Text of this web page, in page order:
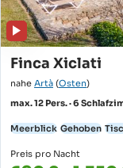
Finca Xiclati
nahe Artà (Osten)
max. 12 Pers. · 6
Meerblick Gehoben
Preis pro Nacht